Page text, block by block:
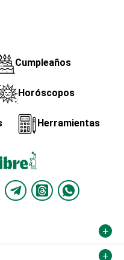
Cumpleaños
Horóscopos
Herramientas